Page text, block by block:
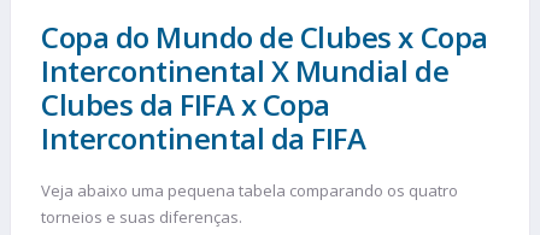
Copa do Mundo de Clubes x Copa
Intercontinental X Mundial de
Clubes da FIFA x Copa
Intercontinental da FIFA
Veja abaixo uma pequena tabela comparando os quatro
torneios e suas diferenças.